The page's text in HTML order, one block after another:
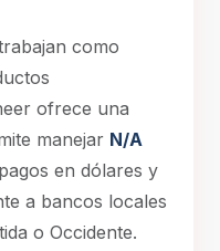
como
ofrece una
manejar N/A
en dólares y
a bancos locales
o Occidente.